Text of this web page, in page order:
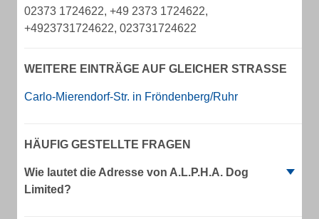
02373 1724622, +49 2373 1724622,
+4923731724622, 023731724622
WEITERE EINTRÄGE AUF GLEICHER STRASSE
Carlo-Mierendorf-Str. in Fröndenberg/Ruhr
HÄUFIG GESTELLTE FRAGEN
Wie lautet die Adresse von A.L.P.H.A. Dog
Limited?